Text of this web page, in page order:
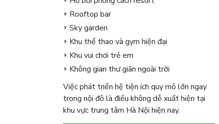
Rooftop bar
Sky garden
Khu thể thao và gym hiện đại
Khu vui chơi trẻ em
Không gian thư giãn ngoài trời
Việc phát triển hệ tiện ích quy mô lớn ngay
trong nội đô là điều không dễ xuất hiện tại
khu vực trung tâm Hà Nội hiện nay.